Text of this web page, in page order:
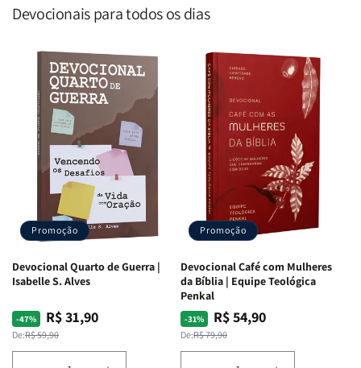
Devocionais para todos os dias
Promoção
Devocional Quarto de Guerra |
Isabelle S. Alves
-47%
Preço
normal
De:R$ 59,90
Preço
promocional
R$ 31,90
Promoção
Devocional Café com Mulheres
da Bíblia | Equipe Teológica
Penkal
-31%
Preço
normal
De:R$ 79,90
Preço
promocional
R$ 54,90